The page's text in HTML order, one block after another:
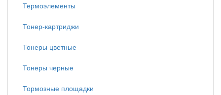
Термоэлементы
Тонер-картриджи
Тонеры цветные
Тонеры черные
Тормозные площадки